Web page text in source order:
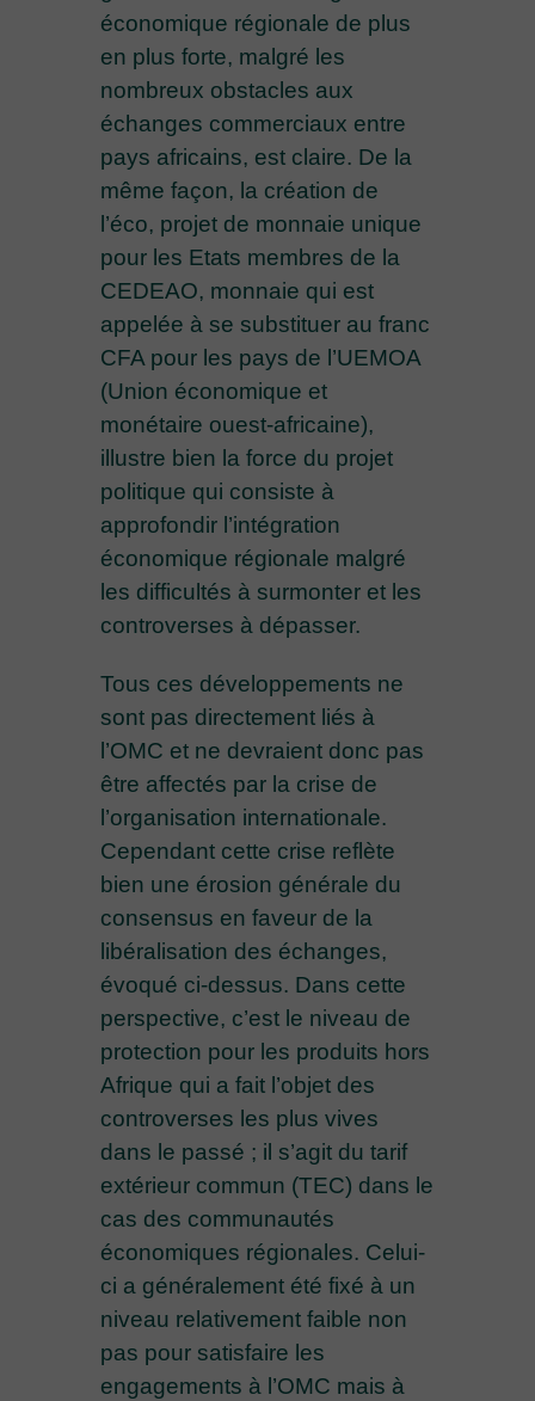
économique régionale de plus
en plus forte, malgré les
nombreux obstacles aux
échanges commerciaux entre
pays africains, est claire. De la
même façon, la création de
l’éco, projet de monnaie unique
pour les Etats membres de la
CEDEAO, monnaie qui est
appelée à se substituer au franc
CFA pour les pays de l’UEMOA
(Union économique et
monétaire ouest-africaine),
illustre bien la force du projet
politique qui consiste à
approfondir l’intégration
économique régionale malgré
les difficultés à surmonter et les
controverses à dépasser.
Tous ces développements ne
sont pas directement liés à
l’OMC et ne devraient donc pas
être affectés par la crise de
l’organisation internationale.
Cependant cette crise reflète
bien une érosion générale du
consensus en faveur de la
libéralisation des échanges,
évoqué ci-dessus. Dans cette
perspective, c’est le niveau de
protection pour les produits hors
Afrique qui a fait l’objet des
controverses les plus vives
dans le passé ; il s’agit du tarif
extérieur commun (TEC) dans le
cas des communautés
économiques régionales. Celui-
ci a généralement été fixé à un
niveau relativement faible non
pas pour satisfaire les
engagements à l’OMC mais à